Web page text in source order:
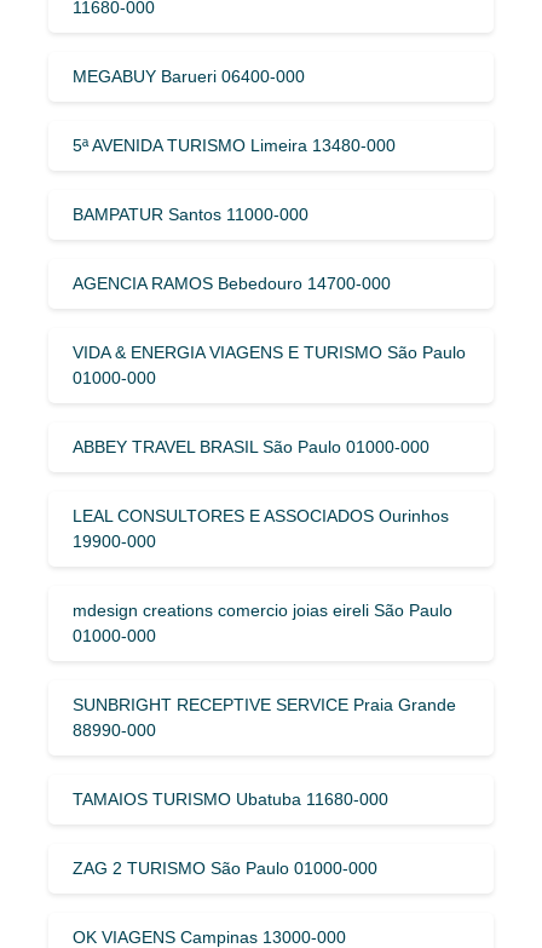
11680-000
MEGABUY Barueri 06400-000
5ª AVENIDA TURISMO Limeira 13480-000
BAMPATUR Santos 11000-000
AGENCIA RAMOS Bebedouro 14700-000
VIDA & ENERGIA VIAGENS E TURISMO São Paulo
01000-000
ABBEY TRAVEL BRASIL São Paulo 01000-000
LEAL CONSULTORES E ASSOCIADOS Ourinhos
19900-000
mdesign creations comercio joias eireli São Paulo
01000-000
SUNBRIGHT RECEPTIVE SERVICE Praia Grande
88990-000
TAMAIOS TURISMO Ubatuba 11680-000
ZAG 2 TURISMO São Paulo 01000-000
OK VIAGENS Campinas 13000-000